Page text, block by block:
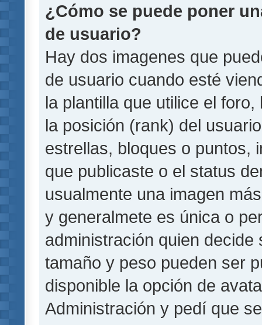
¿Cómo se puede poner
de usuario?
Hay dos imagenes que
de usuario cuando esté
la plantilla que utilice el
la posición (rank) del
estrellas, bloques o puntos,
que publicaste o el status
usualmente una imagen
y generalmete es única o
administración quien
tamaño y peso pueden ser
disponible la opción de
Administración y pedí que